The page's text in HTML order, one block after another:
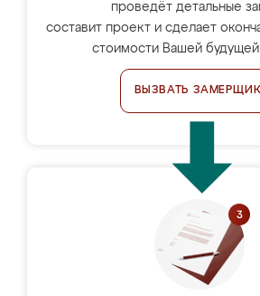
проведёт детальные
составит проект и сделает
стоимости Вашей
ВЫЗВАТЬ